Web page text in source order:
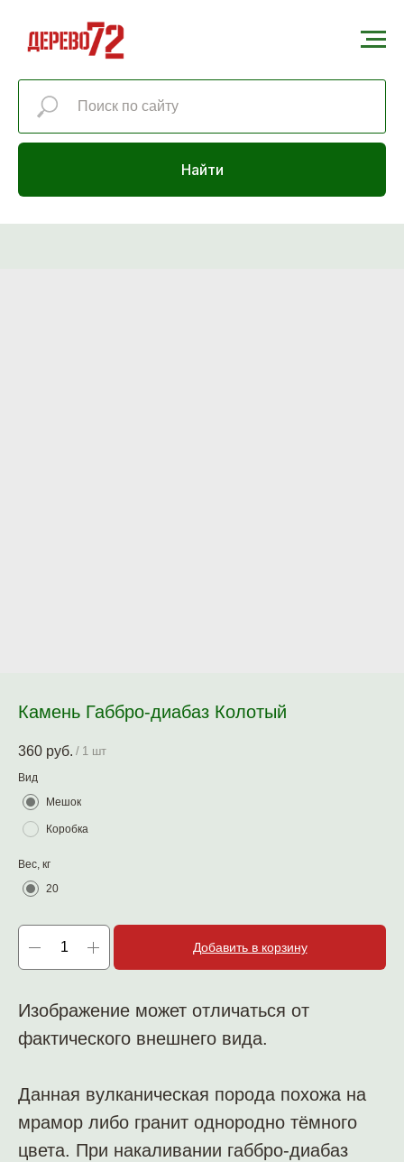
Найти
Камень Габбро-диабаз Колотый
360 руб. / 1 шт
Вид
Мешок
Коробка
Вес, кг
20
Добавить в корзину
Изображение может отличаться от
фактического внешнего вида.
Данная вулканическая порода похожа на
мрамор либо гранит однородно тёмного
цвета. При накаливании габбро-диабаз